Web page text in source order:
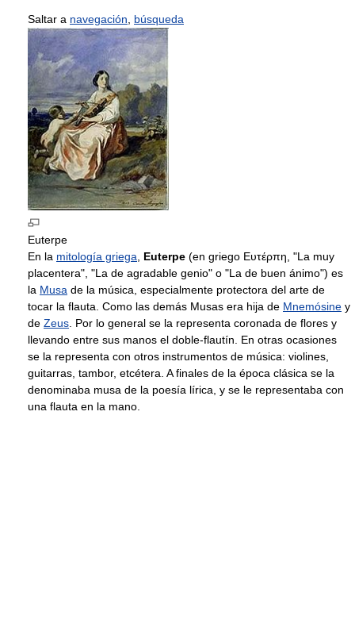
Saltar a navegación búsqueda
Euterpe
En la mitología griega Euterpe (en griego Ευτέρπη, "La muy
placentera", "La de agradable genio" o "La de buen ánimo") es
la Musa de la música, especialmente protectora del arte de
tocar la flauta. Como las demás Musas era hija de Mnemósine y
de Zeus . Por lo general se la representa coronada de flores y
llevando entre sus manos el doble-flautín. En otras ocasiones
se la representa con otros instrumentos de música: violines,
guitarras, tambor, etcétera. A finales de la época clásica se la
denominaba musa de la poesía lírica, y se le representaba con
una flauta en la mano.